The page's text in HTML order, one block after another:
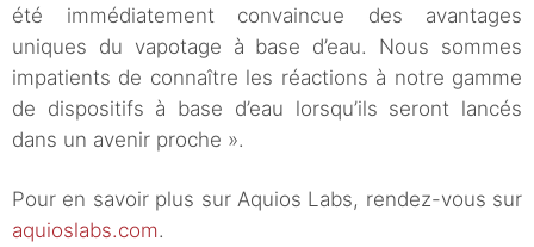
été immédiatement convaincue des avantages
uniques du vapotage à base d’eau. Nous sommes
impatients de connaître les réactions à notre gamme
de dispositifs à base d’eau lorsqu’ils seront lancés
dans un avenir proche ».
Pour en savoir plus sur Aquios Labs, rendez-vous sur
aquioslabs.com.